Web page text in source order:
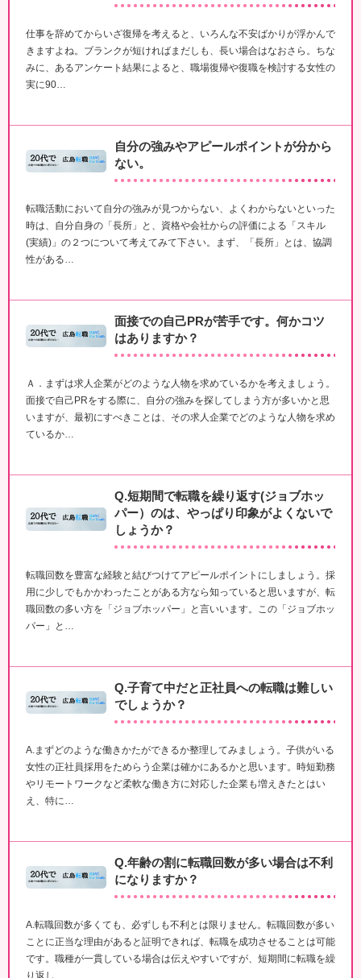
仕事を辞めてからいざ復帰を考えると、いろんな不安ばかりが浮かんで
きますよね。ブランクが短ければまだしも、長い場合はなおさら。ちな
みに、あるアンケート結果によると、職場復帰や復職を検討する女性の
実に90…
自分の強みやアピールポイントが分から
ない。
転職活動において自分の強みが見つからない、よくわからないといった
時は、自分自身の「長所」と、資格や会社からの評価による「スキル
(実績)」の２つについて考えてみて下さい。まず、「長所」とは、協調
性がある…
面接での自己PRが苦手です。何かコツ
はありますか？
Ａ．まずは求人企業がどのような人物を求めているかを考えましょう。
面接で自己PRをする際に、自分の強みを探してしまう方が多いかと思
いますが、最初にすべきことは、その求人企業でどのような人物を求め
ているか…
Q.短期間で転職を繰り返す(ジョブホッ
パー）のは、やっぱり印象がよくないで
しょうか？
転職回数を豊富な経験と結びつけてアピールポイントにしましょう。採
用に少しでもかかわったことがある方なら知っていると思いますが、転
職回数の多い方を「ジョブホッパー」と言いいます。この「ジョブホッ
パー」と…
Q.子育て中だと正社員への転職は難しい
でしょうか？
A.まずどのような働きかたができるか整理してみましょう。子供がいる
女性の正社員採用をためらう企業は確かにあるかと思います。時短勤務
やリモートワークなど柔軟な働き方に対応した企業も増えきたとはい
え、特に…
Q.年齢の割に転職回数が多い場合は不利
になりますか？
A.転職回数が多くても、必ずしも不利とは限りません。転職回数が多い
ことに正当な理由があると証明できれば、転職を成功させることは可能
です。職種が一貫している場合は伝えやすいですが、短期間に転職を繰
り返し…